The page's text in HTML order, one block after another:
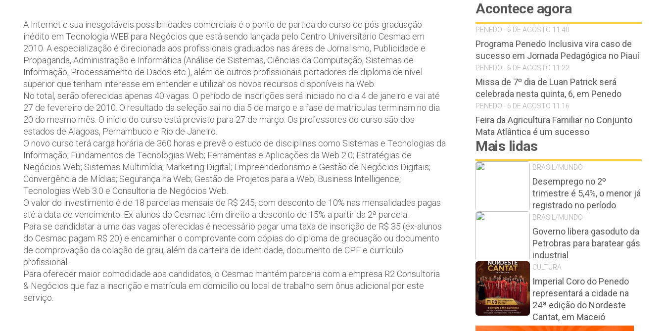
A Internet e sua inesgotáveis possibilidades comerciais é o ponto de partida do curso de pós-graduação
inédito em Tecnologia WEB para Negócios que está sendo lançada pelo Centro Universitário Cesmac em
2010. A especialização é direcionada aos profissionais graduados nas áreas de Jornalismo, Publicidade e
Propaganda, Administração e Informática (Análise de Sistemas, Ciências da Computação, Sistemas de
Informação, Processamento de Dados etc.), além de outros profissionais portadores de diploma de nível
superior que tenham interesse em entender e utilizar os novos recursos disponíveis na Web.
No total, serão oferecidas apenas 40 vagas. O período de inscrições será iniciado no dia 4 de janeiro e vai até
27 de fevereiro de 2010. O resultado da seleção sai no dia 5 de março e a fase de matrículas terminam no dia
20 do mesmo mês. O início do curso está previsto para 27 de março. Os professores do curso são dos
estados de Alagoas, Pernambuco e Rio de Janeiro.
O novo curso terá carga horária de 360 horas e prevê o estudo de disciplinas como Sistemas e Tecnologias da
Informação; Fundamentos de Tecnologias Web; Ferramentas e Aplicações da Web 2.0; Estratégias de
Negócios Web; Sistemas Multimídia; Marketing Digital; Empreendedorismo e Gestão de Negócios Digitais;
Convergência de Mídias; Segurança na Web; Gestão de Projetos para a Web; Business Intelligence;
Tecnologias Web 3.0 e Consultoria de Negócios Web.
O valor do investimento é de 18 parcelas mensais de R$ 245, com desconto de 10% nas mensalidades pagas
até a data de vencimento. Ex-alunos do Cesmac têm direito a desconto de 15% a partir da 2ª parcela.
Para se candidatar a uma das vagas oferecidas é necessário pagar uma taxa de inscrição de R$ 35 (ex-alunos
do Cesmac pagam R$ 20) e encaminhar o comprovante com cópias do diploma de graduação ou documento
de comprovação da colação de grau, além da carteira de identidade, documento de CPF e currículo
profissional.
Para oferecer maior comodidade aos candidatos, o Cesmac mantém parceria com a empresa R2 Consultoria
& Negócios que faz a inscrição e matrícula em domicílio ou local de trabalho sem ônus adicional por este
serviço.
Acontece agora
PENEDO - 6 DE AGOSTO 11:40
Programa Penedo Inclusiva vira caso de
sucesso em Jornada Pedagógica no Piauí
PENEDO - 6 DE AGOSTO 11:22
Missa de 7º dia de Luan Patrick será
celebrada nesta quinta, 6, em Penedo
PENEDO - 6 DE AGOSTO 11:16
Feira da Agricultura Familiar no Conjunto
Mata Atlântica é um sucesso
Mais lidas
BRASIL/MUNDO
Desemprego no 2º
trimestre é 5,4%, o menor já
registrado no período
BRASIL/MUNDO
Governo libera gasoduto da
Petrobras para baratear gás
industrial
CULTURA
Imperial Coro do Penedo
representará a cidade na
24ª edição do Nordeste
Cantat, em Maceió